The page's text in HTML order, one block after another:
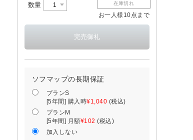
数量 在庫切れ
お一人様10点まで
ソフマップの長期保証
プランS
[5年間] 購入時¥1,040 (税込)
プランM
[5年間] 月額¥102 (税込)
加入しない